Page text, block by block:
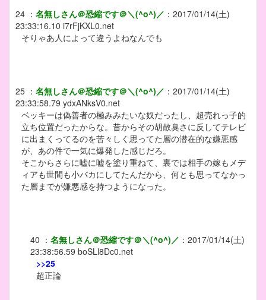
24 ： 名無しさん＠恐縮です＠＼(^o^)／ ： 2017/01/14(土)
23:33:16.10 i7rFjKXL0.net
そりゃあ人によって違うよねなんでも
25 ： 名無しさん＠恐縮です＠＼(^o^)／ ： 2017/01/14(土)
23:33:58.79 ydxANksV0.net
ベッキーは偽善者の極みみたいな奴だったし、超売れっ子的
立ち位置だったからな。昔からその胡散臭さに反してテレビ
に出まくってるのを苦々しく思ってた層の潜在的な嫌悪感
が、あの件で一気に爆発した感じだろ。
そこからさらに嘘に嘘を塗り重ねて、裏では相手の嫁もメデ
ィアも世間も小バカにしてたんだから、何とも思ってなかっ
た層までが嫌悪感を持つようになった。
40 ： 名無しさん＠恐縮です＠＼(^o^)／ ： 2017/01/14(土)
23:38:56.59 boSLl8Dc0.net
>>25
超正論